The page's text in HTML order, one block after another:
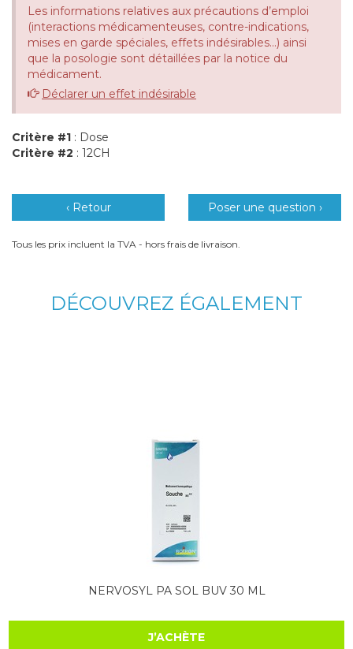
Les informations relatives aux précautions d’emploi
(interactions médicamenteuses, contre-indications,
mises en garde spéciales, effets indésirables...) ainsi
que la posologie sont détaillées par la notice du
médicament.
Déclarer un effet indésirable
Critère #1 : Dose
Critère #2 : 12CH
‹ Retour Poser une question ›
Tous les prix incluent la TVA - hors frais de livraison.
DÉCOUVREZ ÉGALEMENT
NERVOSYL PA SOL BUV 30 ML
J’ACHÈTE